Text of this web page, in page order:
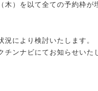
）を以て全ての予約枠が
により検討いたします。
ンナビにてお知らせいた